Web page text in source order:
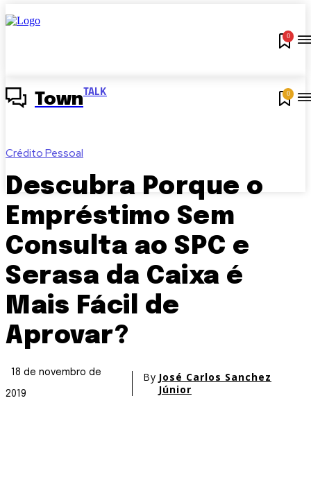
0
Town TALK 0
Crédito Pessoal
Descubra Porque o
Empréstimo Sem
Consulta ao SPC e
Serasa da Caixa é
Mais Fácil de
Aprovar?
18 de novembro de
2019
By José Carlos Sanchez
Júnior